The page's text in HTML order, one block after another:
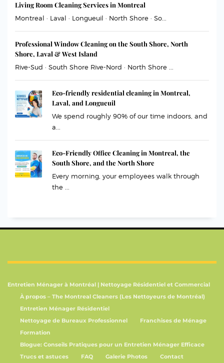
Living Room Cleaning Services in Montreal
Montreal · Laval · Longueuil · North Shore · So...
Professional Window Cleaning on the South Shore, North
Shore, Laval & West Island
Rive-Sud · South Shore Rive-Nord · North Shore ...
Eco-friendly residential cleaning in Montreal,
Laval, and Longueuil
We spend roughly 90% of our time indoors, and
a...
Eco-Friendly Office Cleaning in Montreal, the
South Shore, and the North Shore
Every morning, your employees walk through
the ...
Entretien Ménager à Montréal | Nettoyage Résidentiel et Commercial
À propos – The Montreal Cleaners (Les Nettoyeurs de Montréal)
Entretien Ménager Résidentiel
Nettoyage de Bureaux Professionnel
Franchises de Ménage
Formation
Blogue: Conseils Pratiques pour un Entretien Ménager Efficace
Trucs et astuces
FAQ Galerie Photos Contact